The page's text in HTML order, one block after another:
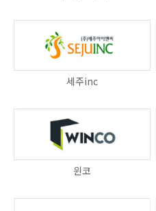
세주inc
윈코